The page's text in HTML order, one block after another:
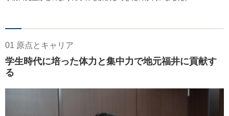
01 原点とキャリア
学生時代に培った体力と集中力で地元福井に貢献す
る